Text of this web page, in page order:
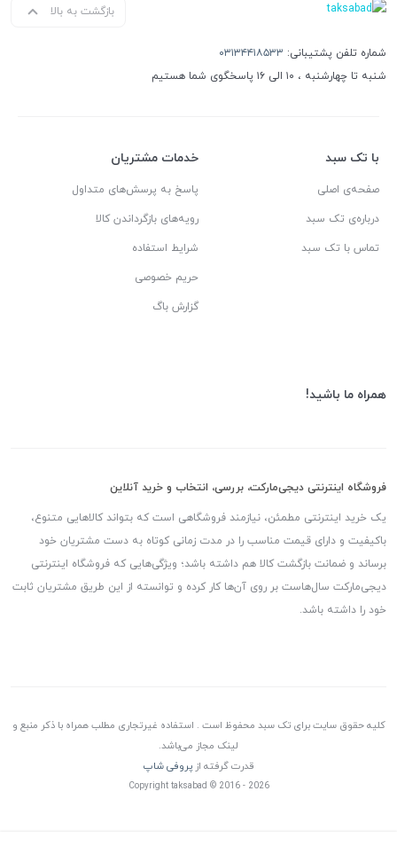
بازگشت به بالا
شماره تلفن پشتیبانی: ۰۳۱۳۴۴۱۸۵۳۳
شنبه تا چهارشنبه ، ۱۰ الی ۱۶ پاسخگوی شما هستیم
با تک سبد
صفحه‌ی اصلی
درباره‌ی تک سبد
تماس با تک سبد
خدمات مشتریان
پاسخ به پرسش‌های متداول
رویه‌های بازگرداندن کالا
شرایط استفاده
حریم خصوصی
گزارش باگ
همراه ما باشید!
فروشگاه اینترنتی دیجی‌مارکت، بررسی، انتخاب و خرید آنلاین
یک خرید اینترنتی مطمئن، نیازمند فروشگاهی است که بتواند کالاهایی متنوع،
باکیفیت و دارای قیمت مناسب را در مدت زمانی کوتاه به دست مشتریان خود
برساند و ضمانت بازگشت کالا هم داشته باشد؛ ویژگی‌هایی که فروشگاه اینترنتی
دیجی‌مارکت سال‌هاست بر روی آن‌ها کار کرده و توانسته از این طریق مشتریان ثابت
خود را داشته باشد.
کلیه حقوق سایت برای تک سبد محفوظ است . استفاده غیرتجاری مطلب همراه با ذکر منبع و
لینک مجاز می‌باشد.
قدرت گرفته ازپروفی شاپ
Copyright taksabad © 2016 - 2026